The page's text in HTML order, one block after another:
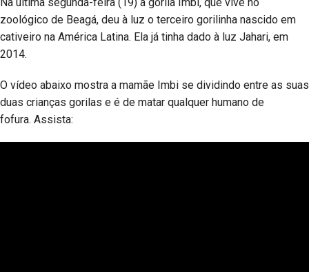
Na última segunda-feira (19) a gorila Imbi, que vive no
zoológico de Beagá, deu à luz o terceiro gorilinha nascido em
cativeiro na América Latina. Ela já tinha dado à luz Jahari, em
2014.
O vídeo abaixo mostra a mamãe Imbi se dividindo entre as suas
duas crianças gorilas e é de matar qualquer humano de
fofura. Assista: